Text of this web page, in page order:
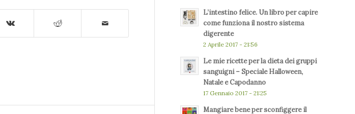
L’intestino felice. Un libro per capire
come funziona il nostro sistema
digerente
2 Aprile 2017 - 21:56
Le mie ricette per la dieta dei gruppi
sanguigni – Speciale Halloween,
Natale e Capodanno
17 Gennaio 2017 - 21:25
Mangiare bene per sconfiggere il